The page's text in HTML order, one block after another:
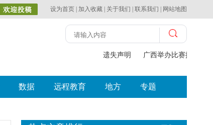
设为首页 加入收藏 关于我们 联系我们 网站地图
遗失声明 广西举办比赛探索中
数据 远程教育 地方 专题